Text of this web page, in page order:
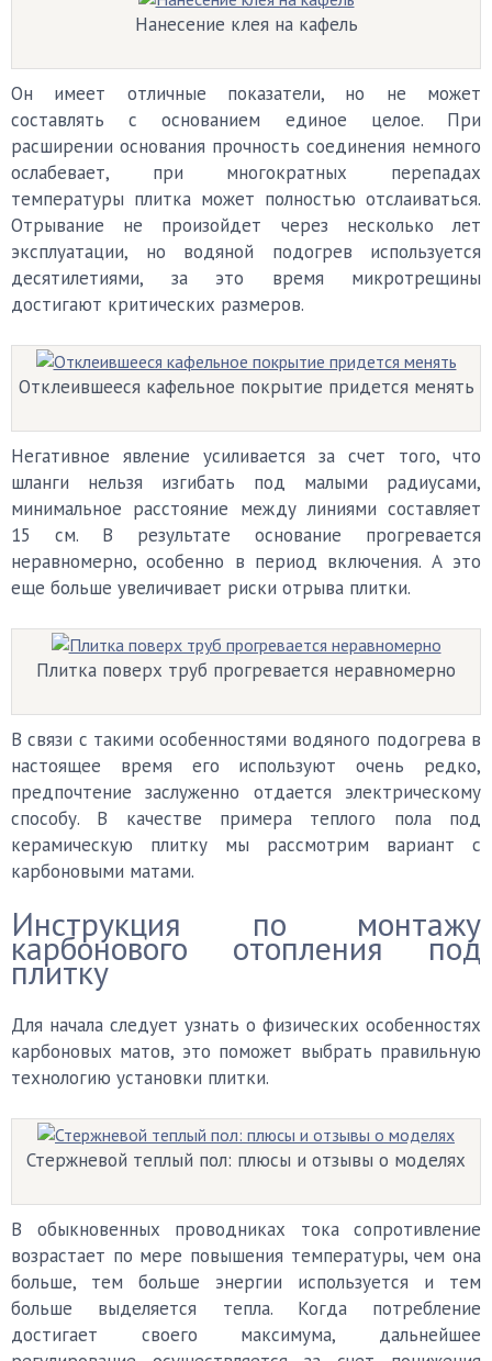
Нанесение клея на кафель
Он имеет отличные показатели, но не может
составлять с основанием единое целое. При
расширении основания прочность соединения немного
ослабевает, при многократных перепадах
температуры плитка может полностью отслаиваться.
Отрывание не произойдет через несколько лет
эксплуатации, но водяной подогрев используется
десятилетиями, за это время микротрещины
достигают критических размеров.
Отклеившееся кафельное покрытие придется менять
Негативное явление усиливается за счет того, что
шланги нельзя изгибать под малыми радиусами,
минимальное расстояние между линиями составляет
15 см. В результате основание прогревается
неравномерно, особенно в период включения. А это
еще больше увеличивает риски отрыва плитки.
Плитка поверх труб прогревается неравномерно
В связи с такими особенностями водяного подогрева в
настоящее время его используют очень редко,
предпочтение заслуженно отдается электрическому
способу. В качестве примера теплого пола под
керамическую плитку мы рассмотрим вариант с
карбоновыми матами.
Инструкция по монтажу
карбонового отопления под
плитку
Для начала следует узнать о физических особенностях
карбоновых матов, это поможет выбрать правильную
технологию установки плитки.
Стержневой теплый пол: плюсы и отзывы о моделях
В обыкновенных проводниках тока сопротивление
возрастает по мере повышения температуры, чем она
больше, тем больше энергии используется и тем
больше выделяется тепла. Когда потребление
достигает своего максимума, дальнейшее